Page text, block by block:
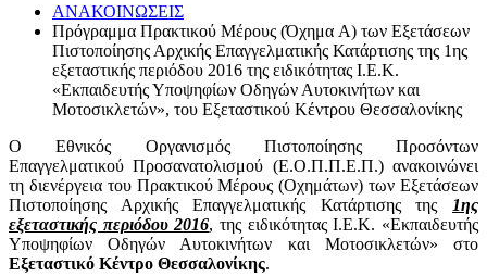
ΑΝΑΚΟΙΝΩΣΕΙΣ
Πρόγραμμα Πρακτικού Μέρους (Όχημα A) των Εξετάσεων
Πιστοποίησης Αρχικής Επαγγελματικής Κατάρτισης της 1ης
εξεταστικής περιόδου 2016 της ειδικότητας Ι.Ε.Κ.
«Εκπαιδευτής Υποψηφίων Οδηγών Αυτοκινήτων και
Μοτοσικλετών», του Εξεταστικού Κέντρου Θεσσαλονίκης
Ο Εθνικός Οργανισμός Πιστοποίησης Προσόντων
Επαγγελματικού Προσανατολισμού (Ε.Ο.Π.Π.Ε.Π.) ανακοινώνει
τη διενέργεια του Πρακτικού Μέρους (Οχημάτων) των Εξετάσεων
Πιστοποίησης Αρχικής Επαγγελματικής Κατάρτισης της
1ης
εξεταστικής περιόδου 2016, της ειδικότητας Ι.Ε.Κ. «Εκπαιδευτής
Υποψηφίων Οδηγών Αυτοκινήτων και Μοτοσικλετών» στο
Εξεταστικό Κέντρο Θεσσαλονίκης.